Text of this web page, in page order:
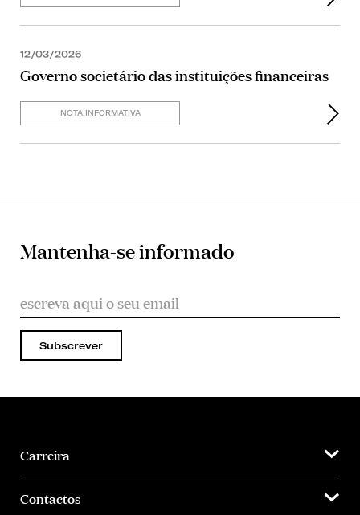
12/03/2026
Governo societário das instituições financeiras
NOTA INFORMATIVA
Mantenha-se informado
Subscrever
Carreira
Contactos